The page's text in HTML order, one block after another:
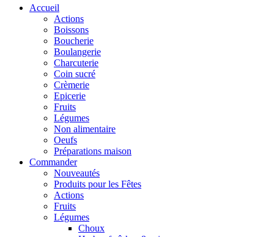
Accueil
Actions
Boissons
Boucherie
Boulangerie
Charcuterie
Coin sucré
Crèmerie
Epicerie
Fruits
Légumes
Non alimentaire
Oeufs
Préparations maison
Commander
Nouveautés
Produits pour les Fêtes
Actions
Fruits
Légumes
Choux